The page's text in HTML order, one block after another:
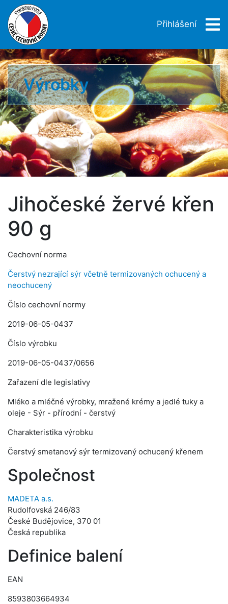
Přihlášení
Výrobky
Jihočeské žervé křen
90 g
Cechovní norma
Čerstvý nezrající sýr včetně termizovaných ochucený a
neochucený
Číslo cechovní normy
2019-06-05-0437
Číslo výrobku
2019-06-05-0437/0656
Zařazení dle legislativy
Mléko a mléčné výrobky, mražené krémy a jedlé tuky a
oleje - Sýr - přírodní - čerstvý
Charakteristika výrobku
Čerstvý smetanový sýr termizovaný ochucený křenem
Společnost
MADETA a.s.
Rudolfovská 246/83
České Budějovice, 370 01
Česká republika
Definice balení
EAN
8593803664934